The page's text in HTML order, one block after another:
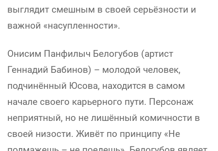
выглядит смешным в своей серьёзности и
важной «насупленности».
Онисим Панфилыч Белогубов (артист
Геннадий Бабинов) – молодой человек,
подчинённый Юсова, находится в самом
начале своего карьерного пути. Персонаж
неприятный, но не лишённый комичности в
своей низости. Живёт по принципу «Не